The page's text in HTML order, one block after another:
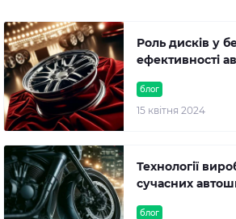
блог
15 квітня 2024
Роль дисків у
ефективності
блог
Технології
сучасних